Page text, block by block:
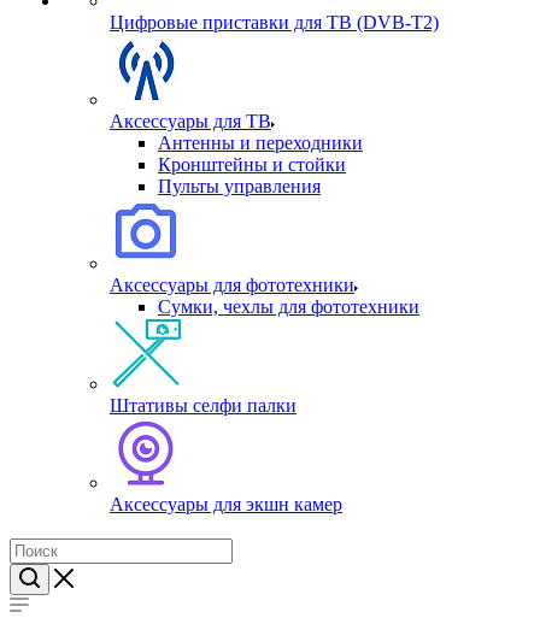
Цифровые приставки для ТВ (DVB-T2)
Аксессуары для ТВ
Антенны и переходники
Кронштейны и стойки
Пульты управления
Аксессуары для фототехники
Сумки, чехлы для фототехники
Штативы селфи палки
Аксессуары для экшн камер